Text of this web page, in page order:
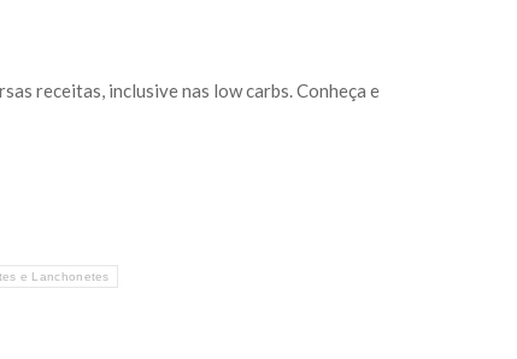
receitas, inclusive nas low carbs. Conheça e
e Lanchonetes